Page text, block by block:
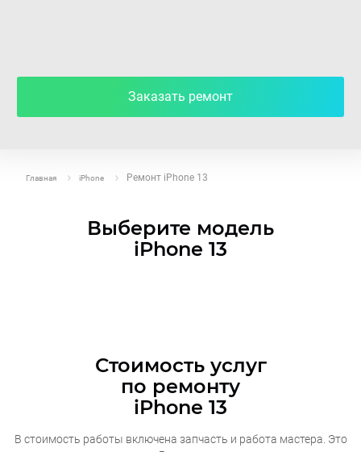
Заказать ремонт
Главная iPhone Ремонт iPhone 13
Выберите модель
iPhone 13
Стоимость услуг
по ремонту
iPhone 13
В стоимость работы включена запчасть и работа мастера. Это